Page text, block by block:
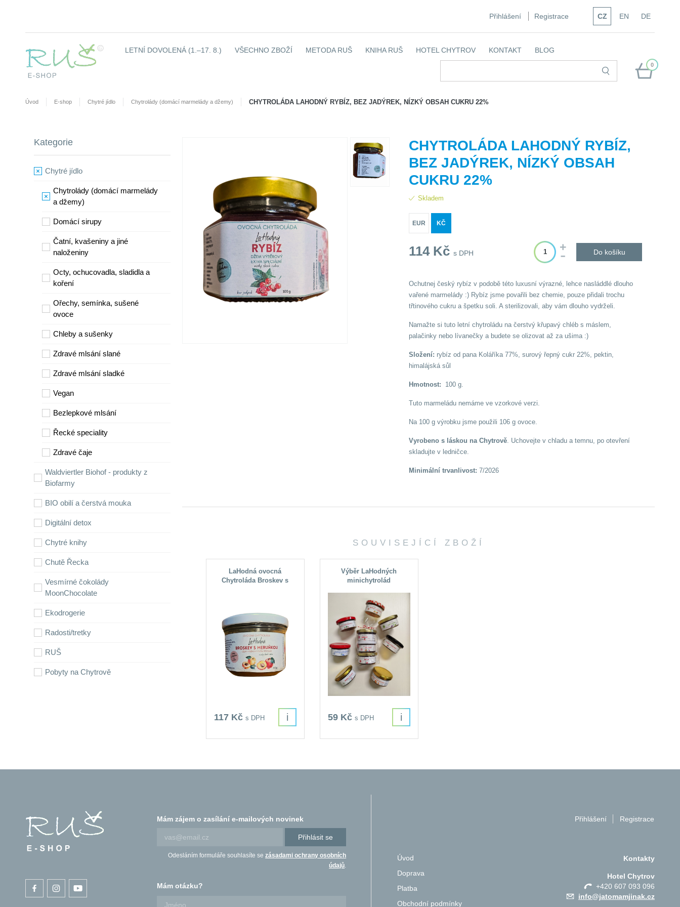
Přihlášení Registrace CZ EN DE
LETNÍ DOVOLENÁ (1.–17. 8.) VŠECHNO ZBOŽÍ METODA RUŠ KNIHA RUŠ HOTEL CHYTROV KONTAKT BLOG
0
Úvod E-shop Chytré jídlo Chytrolády (domácí marmelády a džemy) CHYTROLÁDA LAHODNÝ RYBÍZ, BEZ JADÝREK, NÍZKÝ OBSAH CUKRU 22%
Kategorie
Chytré jídlo
Chytrolády (domácí marmelády
a džemy)
​Domácí sirupy
Čatní, kvašeniny a jiné
naloženiny
Octy, ochucovadla, sladidla a
koření
Ořechy, semínka, sušené
ovoce
Chleby a sušenky
Zdravé mlsání slané
Zdravé mlsání sladké
Vegan
Bezlepkové mlsání
Řecké speciality
Zdravé čaje
Waldviertler Biohof - produkty z
Biofarmy
BIO obilí a čerstvá mouka
Digitální detox
Chytré knihy
Chutě Řecka
Vesmírné čokolády
MoonChocolate
Ekodrogerie
Radosti/tretky
RUŠ
Pobyty na Chytrově
CHYTROLÁDA LAHODNÝ RYBÍZ,
BEZ JADÝREK, NÍZKÝ OBSAH
CUKRU 22%
Skladem
EUR KČ
114Kčs DPH Do košíku
Ochutnej český rybíz v podobě této luxusní výrazné, lehce nasláddlé dlouho
vařené marmelády :) Rybíz jsme povařili bez chemie, pouze přidali trochu
třtinového cukru a špetku soli. A sterilizovali, aby vám dlouho vydrželi.
Namažte si tuto letní chytroládu na čerstvý křupavý chléb s máslem,
palačinky nebo lívanečky a budete se olizovat až za ušima :)
Složení: rybíz od pana Koláříka 77%, surový řepný cukr 22%, pektin,
himalájská sůl
Hmotnost: 100 g.
Tuto marmeládu nemáme ve vzorkové verzi.
Na 100 g výrobku jsme použili 106 g ovoce.
Vyrobeno s láskou na Chytrově. Uchovejte v chladu a temnu, po otevření
skladujte v ledničce.
Minimální trvanlivost:7/2026
SOUVISEJÍCÍ ZBOŽÍ
LaHodná ovocná
Chytroláda Broskev s
117 Kč s DPH i
Výběr LaHodných
minichytrolád
59 Kč s DPH i
Mám zájem o zasílání e-mailových novinek
Přihlásit se
Odesláním formuláře souhlasíte sezásadami ochrany osobních
údajů.
Mám otázku?
Přihlášení Registrace
Úvod
Doprava
Platba
Obchodní podmínky
Kontakty
Hotel Chytrov
+420 607 093 096
info@jatomamjinak.cz